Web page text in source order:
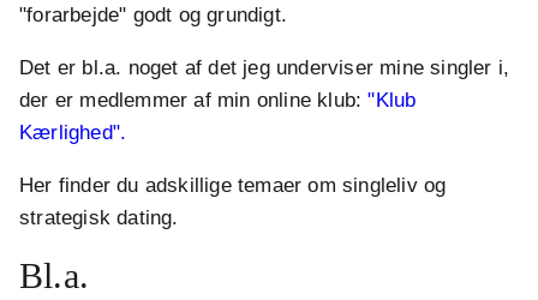
"forarbejde" godt og grundigt.
Det er bl.a. noget af det jeg underviser mine singler i,
der er medlemmer af min online klub:"Klub
Kærlighed".
Her finder du adskillige temaer om singleliv og
strategisk dating.
Bl.a.